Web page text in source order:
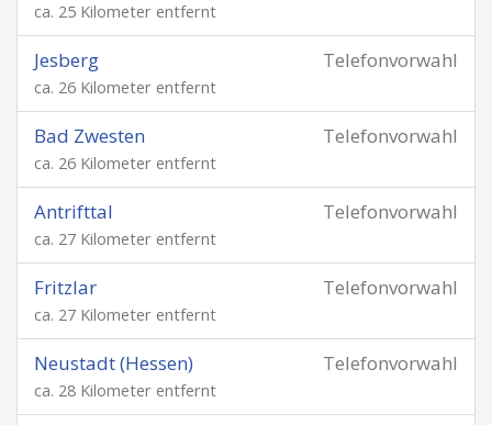
ca. 25 Kilometer entfernt
Telefonvorwahl
Jesberg
ca. 26 Kilometer entfernt
Telefonvorwahl
Bad Zwesten
ca. 26 Kilometer entfernt
Telefonvorwahl
Antrifttal
ca. 27 Kilometer entfernt
Telefonvorwahl
Fritzlar
ca. 27 Kilometer entfernt
Telefonvorwahl
Neustadt (Hessen)
ca. 28 Kilometer entfernt